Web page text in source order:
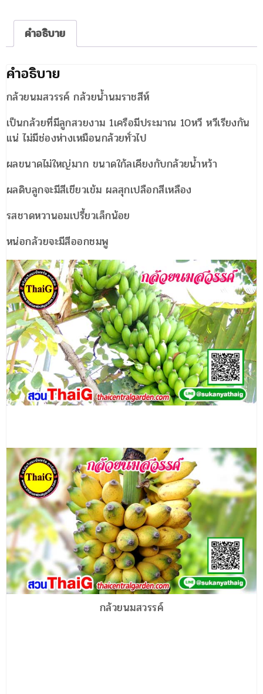
คำอธิบาย
คำอธิบาย
กล้วยนมสวรรค์ กล้วยน้ำนมราชสีห์
เป็นกล้วยที่มีลูกสวยงาม 1เครือมีประมาณ 10หวี หวีเรียงกัน
แน่ ไม่มีช่องห่างเหมือนกล้วยทั่วไป
ผลขนาดไม่ใหญ่มาก ขนาดใก้ลเคียงกับกล้วยน้ำหว้า
ผลดิบลูกจะมีสีเขียวเข้ม ผลสุกเปลือกสีเหลือง
รสชาดหวานอมเปรี้ยวเล็กน้อย
หน่อกล้วยจะมีสีออกชมพู
กล้วยนมสวรรค์